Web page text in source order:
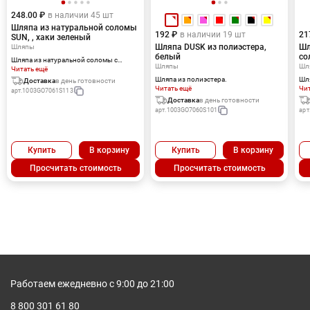
248.00 ₽ в наличии 45 шт
Шляпа из натуральной соломы
SUN, , хаки зеленый
Шляпы
Шляпа из натуральной соломы с
комфортной внутренней тесьмой.
Читать ещё
Доставкав день готовности
арт.1003GO7061S113
Купить
В корзину
Просчитать стоимость
192 ₽ в наличии 19 шт
Шляпа DUSK из полиэстера,
белый
Шляпы
Шляпа из полиэстера.
Читать ещё
Доставкав день готовности
арт.1003GO7060S101
Купить
В корзину
Просчитать стоимость
арт.
Работаем ежедневно с 9:00 до 21:00
8 800 301 61 80